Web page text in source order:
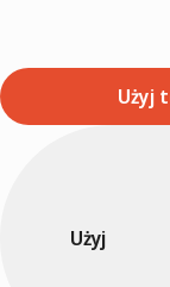
Użyj
Użyj